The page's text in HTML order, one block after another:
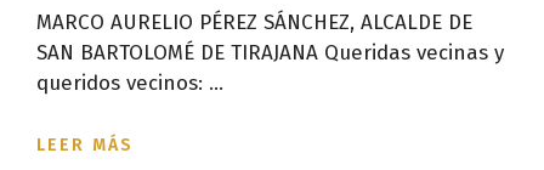
MARCO AURELIO PÉREZ SÁNCHEZ, ALCALDE DE
SAN BARTOLOMÉ DE TIRAJANA Queridas vecinas y
queridos vecinos: ...
LEER MÁS